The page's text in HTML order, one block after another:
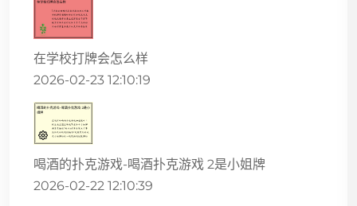
在学校打牌会怎么样
2026-02-23 12:10:19
喝酒的扑克游戏-喝酒扑克游戏 2是小姐牌
2026-02-22 12:10:39